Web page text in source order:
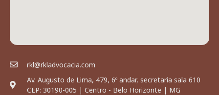
rkl@rkladvocacia.com
Av. Augusto de Lima, 479, 6º andar, secretaria sala 610
CEP: 30190-005 | Centro - Belo Horizonte | MG